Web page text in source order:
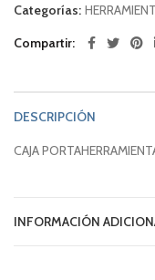
Categorías:
Compartir
DESCRIPCIÓN
CAJA
INFORMACIÓN